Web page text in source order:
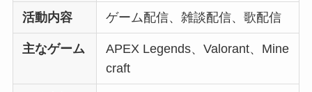
活動内容 ゲーム配信、雑談配信、歌配信
主なゲーム
APEX Legends、Valorant、Mine
craft